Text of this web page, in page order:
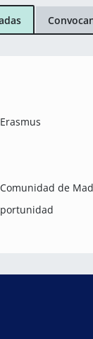
de